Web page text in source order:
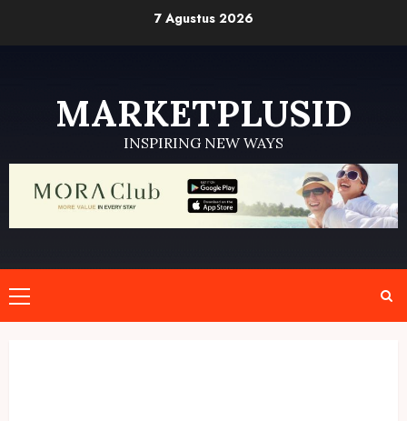
7 Agustus 2026
MARKETPLUSID
INSPIRING NEW WAYS
Primary
Menu